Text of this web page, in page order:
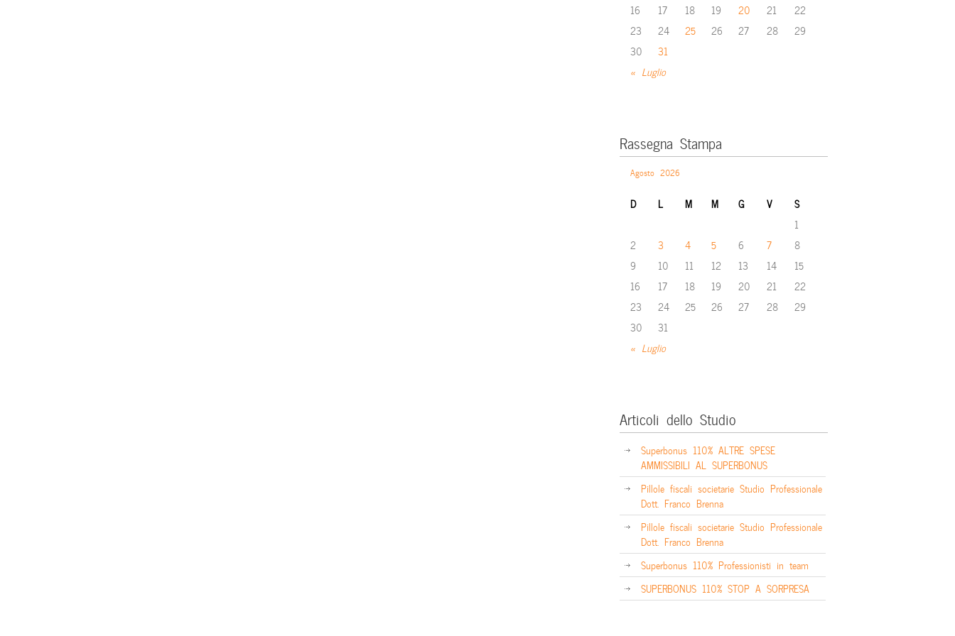
« Luglio
16
17 18 19 20 21
22
23
24 25 26 27 28
29
30
31
Rassegna Stampa
Agosto 2026
D L M M G V S
« Luglio
1
2
3 4 5 6 7
8
9
10 11 12 13 14
15
16
17 18 19 20 21
22
23
24 25 26 27 28
29
30
31
Articoli dello Studio
Superbonus 110% ALTRE SPESE
AMMISSIBILI AL SUPERBONUS
Pillole fiscali societarie Studio Professionale
Dott. Franco Brenna
Pillole fiscali societarie Studio Professionale
Dott. Franco Brenna
Superbonus 110% Professionisti in team
SUPERBONUS 110% STOP A SORPRESA